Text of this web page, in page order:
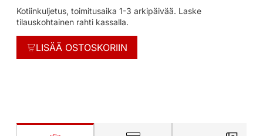
Kotiinkuljetus, toimitusaika 1-3 arkipäivää. Laske
tilauskohtainen rahti kassalla.
LISÄÄ OSTOSKORIIN